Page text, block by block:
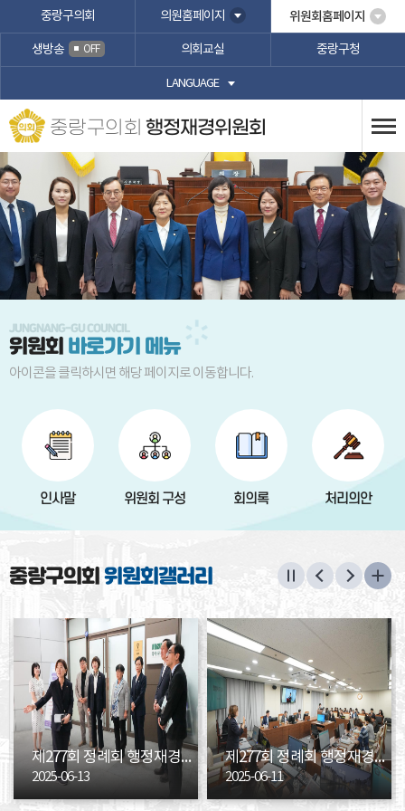
본문바로가기
중랑구의회 의원홈페이지 위원회홈페이지
생방송 OFF 의회교실 중랑구청
LANGUAGE
중랑구의회 행정재경위원회
위원회 바로가기 메뉴
아이콘을 클릭하시면 해당 페이지로 이동합니다.
인사말 위원회 구성 회의록 처리의안
중랑구의회 위원회갤러리
제277회 정례회 행정재경위원회 현장방문
2025-06-13
제277회 정례회 행정재경위원회 행정사무감사
2025-06-11